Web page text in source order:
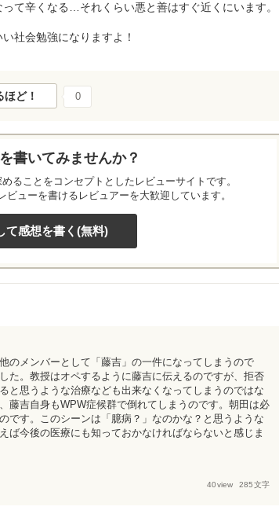
て辛くなる…それくらい悪と善はすぐ近くにいます。
社会勉強になりますよ！
ほど！ 0
書いてみませんか？
ることをコンセプトとしたレビューサイトです。
ューを書けるレビュアーを大歓迎しています。
て感想を書く(無料)
のメンバーとして「藤吉」の一件になってしまうので
た。教授はオペするように藤吉に伝えるのですが、拒否
と思うような治療なども出来なくなってしまうのではな
藤吉自身もWPW症候群で倒れてしまうのです。朝田は必
です。このシーンは「臆病？」なのかな？と思うような
ば今後の医療にも知っておかなければならないと感じま
40view 285文字